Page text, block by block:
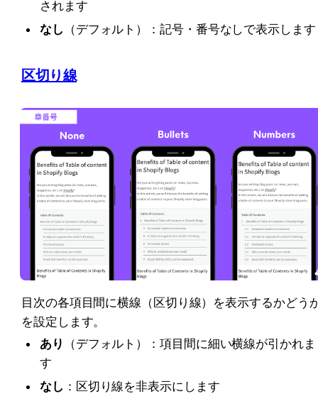
されます
なし （デフォルト）：記号・番号なしで表示します
区切り線
目次の各項目間に横線（区切り線）を表示するかどう
を設定します。
あり
（デフォルト）：項目間に細い横線が引かれま
す
なし ：区切り線を非表示にします